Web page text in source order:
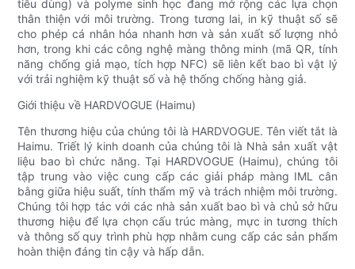
tiêu dùng) và polyme sinh học đang mở rộng các lựa chọn
thân thiện với môi trường. Trong tương lai, in kỹ thuật số sẽ
cho phép cá nhân hóa nhanh hơn và sản xuất số lượng nhỏ
hơn, trong khi các công nghệ màng thông minh (mã QR, tính
năng chống giả mạo, tích hợp NFC) sẽ liên kết bao bì vật lý
với trải nghiệm kỹ thuật số và hệ thống chống hàng giả.
Giới thiệu về HARDVOGUE (Haimu)
Tên thương hiệu của chúng tôi là HARDVOGUE. Tên viết tắt là
Haimu. Triết lý kinh doanh của chúng tôi là Nhà sản xuất vật
liệu bao bì chức năng. Tại HARDVOGUE (Haimu), chúng tôi
tập trung vào việc cung cấp các giải pháp màng IML cân
bằng giữa hiệu suất, tính thẩm mỹ và trách nhiệm môi trường.
Chúng tôi hợp tác với các nhà sản xuất bao bì và chủ sở hữu
thương hiệu để lựa chọn cấu trúc màng, mực in tương thích
và thông số quy trình phù hợp nhằm cung cấp các sản phẩm
hoàn thiện đáng tin cậy và hấp dẫn.